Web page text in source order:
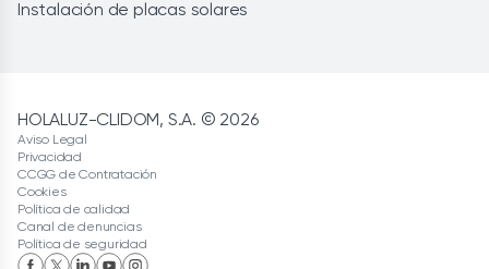
Instalación de placas solares
HOLALUZ-CLIDOM, S.A. © 2026
Aviso Legal
Privacidad
CCGG de Contratación
Cookies
Política de calidad
Canal de denuncias
Política de seguridad